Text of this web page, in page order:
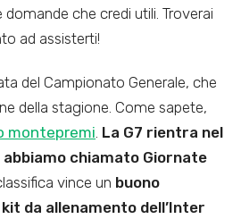
che credi utili. Troverai
ad assisterti!
del Campionato Generale, che
della stagione. Come sapete,
montepremi. La G7 rientra nel
abbiamo chiamato Giornate
vince un buono
kit da allenamento dell’Inter